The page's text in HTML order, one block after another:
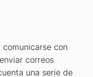
comunicarse con
correos
una serie de